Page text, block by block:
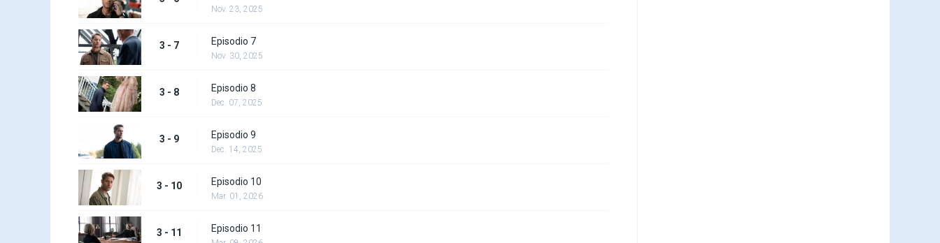
Nov. 23, 2025
3 - 7 Episodio 7
Nov. 30, 2025
3 - 8 Episodio 8
Dec. 07, 2025
3 - 9 Episodio 9
Dec. 14, 2025
3 - 10 Episodio 10
Mar. 01, 2026
3 - 11 Episodio 11